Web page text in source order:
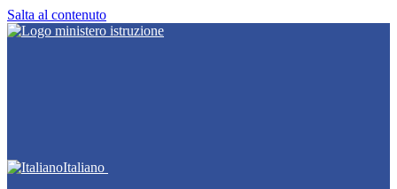
Salta al contenuto
Italiano